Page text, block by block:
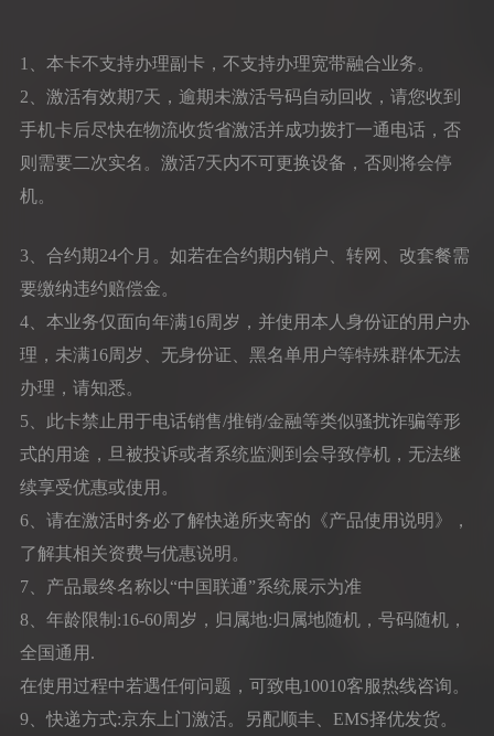
1、本卡不支持办理副卡，不支持办理宽带融合业务。
2、激活有效期7天，逾期未激活号码自动回收，请您收到
手机卡后尽快在物流收货省激活并成功拨打一通电话，否
则需要二次实名。激活7天内不可更换设备，否则将会停
机。
3、合约期24个月。如若在合约期内销户、转网、改套餐需
要缴纳违约赔偿金。
4、本业务仅面向年满16周岁，并使用本人身份证的用户办
理，未满16周岁、无身份证、黑名单用户等特殊群体无法
办理，请知悉。
5、此卡禁止用于电话销售/推销/金融等类似骚扰诈骗等形
式的用途，旦被投诉或者系统监测到会导致停机，无法继
续享受优惠或使用。
6、请在激活时务必了解快递所夹寄的《产品使用说明》，
了解其相关资费与优惠说明。
7、产品最终名称以“中国联通”系统展示为准
8、年龄限制:16-60周岁，归属地:归属地随机，号码随机，
全国通用.
在使用过程中若遇任何问题，可致电10010客服热线咨询。
9、快递方式:京东上门激活。另配顺丰、EMS择优发货。